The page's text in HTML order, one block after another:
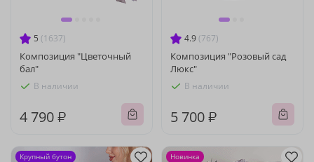
5 (1637)
Композиция "Цветочный
бал"
В наличии
4 790 ₽
4.9 (767)
Композиция "Розовый сад
Люкс"
В наличии
5 700 ₽
Крупный бутон Новинка